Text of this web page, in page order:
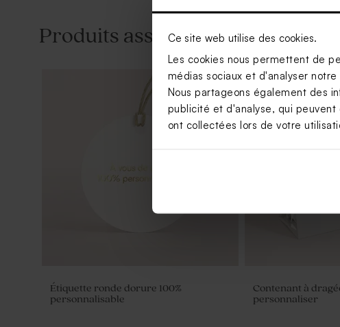
Ce site web utilise des cookies.
Les cookies nous permettent de
médias sociaux et d'analyser notre
Nous partageons également des
publicité et d'analyse, qui peuvent
ont collectées lors de votre
Produits associés
Étiquette ronde dorure 100%
personnalisable
Contenant à
personnaliser